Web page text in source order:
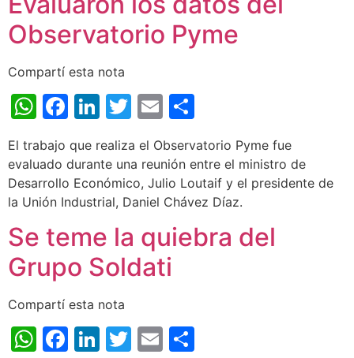
Observatorio Pyme
Compartí esta nota
WhatsApp
Facebook
LinkedIn
Twitter
Email
El trabajo que realiza el Observatorio Pyme fue
evaluado durante una reunión entre el ministro de
Desarrollo Económico, Julio Loutaif y el presidente de
la Unión Industrial, Daniel Chávez Díaz.
Se teme la quiebra del
Grupo Soldati
Compartí esta nota
WhatsApp
Facebook
LinkedIn
Twitter
Email